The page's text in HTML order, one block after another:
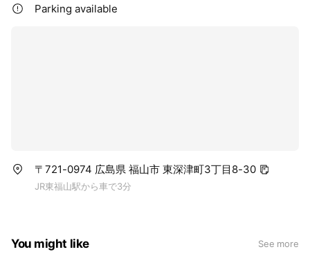
Parking available
〒721-0974 広島県 福山市 東深津町3丁目8-30
JR東福山駅から車で3分
You might like See more